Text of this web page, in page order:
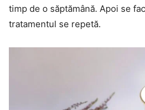
timp de o săptămână. Apoi se
tratamentul se repetă.